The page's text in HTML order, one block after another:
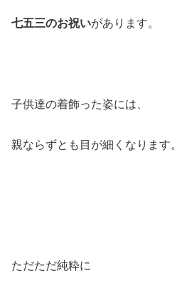
七五三のお祝いがあります。
子供達の着飾った姿には、
親ならずとも目が細くなります。
ただただ純粋に